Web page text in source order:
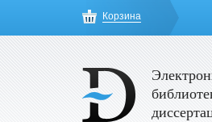
Корзина